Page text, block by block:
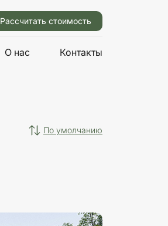
Рассчитать стоимость
О нас Контакты
по умолчанию